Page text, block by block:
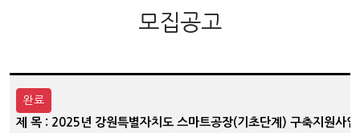
모집공고
완료
제 목 : 2025년 강원특별자치도 스마트공장(기초단계) 구축지원사업